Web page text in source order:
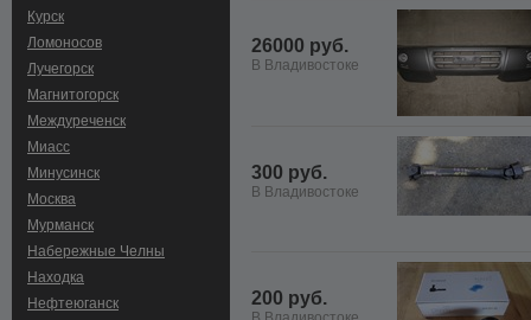
Курск
Ломоносов
Лучегорск
Магнитогорск
Междуреченск
Миасс
Минусинск
Москва
Мурманск
Набережные Челны
Находка
Нефтеюганск
26000 руб.
В Владивостоке
300 руб.
В Владивостоке
200 руб.